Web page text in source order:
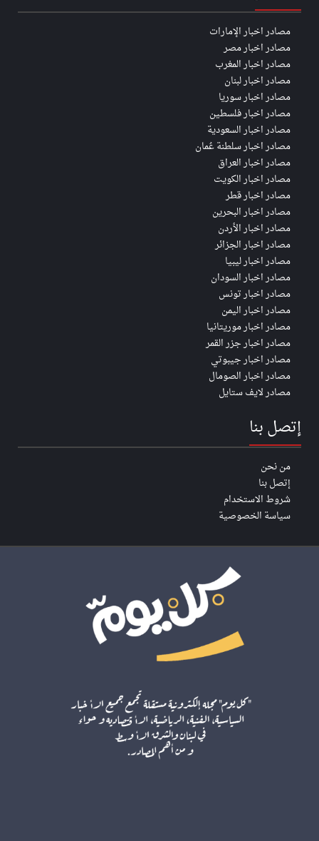
مصادر اخبار الإمارات
مصادر اخبار مصر
مصادر اخبار المغرب
مصادر اخبار لبنان
مصادر اخبار سوريا
مصادر اخبار فلسطين
مصادر اخبار السعودية
مصادر اخبار سلطنة عُمان
مصادر اخبار العراق
مصادر اخبار الكويت
مصادر اخبار قطر
مصادر اخبار البحرين
مصادر اخبار الأردن
مصادر اخبار الجزائر
مصادر اخبار ليبيا
مصادر اخبار السودان
مصادر اخبار تونس
مصادر اخبار اليمن
مصادر اخبار موريتانيا
مصادر اخبار جزر القمر
مصادر اخبار جيبوتي
مصادر اخبار الصومال
مصادر لايف ستايل
إتصل بنا
من نحن
إتصل بنا
شروط الاستخدام
سياسة الخصوصية